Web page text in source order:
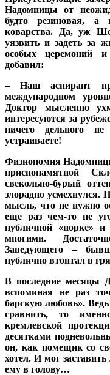
Надомницы от
будто резиновая, а
коварства. Да, уж
уязвить и задеть за
особых церемоний
добавил:
– Наш аспирант
международном
Доктор мысленно
интересуются за
ничего дельного
устраиваете!
Физиономия
приснопамятной
свекольно-бурый
злорадно усмехнулся.
мысль, что не нужно
еще раз чем-то не
публичной «порке»
многими.
Заведующего –
публично втоптал в
В последние месяцы
вспоминая не раз
барскую любовь».
сравнить, то
кремлевской
десятками
он, как помещик со
хотел. И мог заставить
ему в голову…